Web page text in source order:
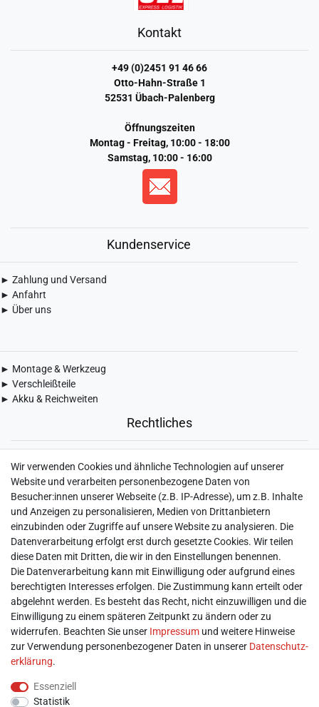
Kontakt
+49 (0)2451 91 46 66
Otto-Hahn-Straße 1
52531 Übach-Palenberg
Öffnungszeiten
Montag - Freitag, 10:00 - 18:00
Samstag, 10:00 - 16:00
Kundenservice
► Zahlung und Versand
► Anfahrt
► Über uns
► Montage & Werkzeug
► Verschleißteile
► Akku & Reichweiten
Rechtliches
► Impressum
► Daten­schutz­erklärung
► AGB & Kundeninformation
► Barrierefreiheitserklärung
► Batterieentsorgung
► Kontakt
Mein Konto
► Registrieren
► Login
► Warenkorb
► Zur Kasse
Wir verwenden Cookies und ähnliche Technologien auf unserer
Website und verarbeiten personenbezogene Daten von
Besucher:innen unserer Webseite (z.B. IP-Adresse), um z.B. Inhalte
und Anzeigen zu personalisieren, Medien von Drittanbietern
einzubinden oder Zugriffe auf unsere Website zu analysieren. Die
Datenverarbeitung erfolgt erst durch gesetzte Cookies. Wir teilen
diese Daten mit Dritten, die wir in den Einstellungen benennen.
Die Datenverarbeitung kann mit Einwilligung oder aufgrund eines
berechtigten Interesses erfolgen. Die Zustimmung kann erteilt oder
abgelehnt werden. Es besteht das Recht, nicht einzuwilligen und die
Einwilligung zu einem späteren Zeitpunkt zu ändern oder zu
widerrufen. Beachten Sie unser Impressum und weitere Hinweise
zur Verwendung personenbezogener Daten in unserer Daten­schutz­
erklärung.
Essenziell
Statistik